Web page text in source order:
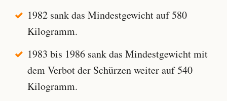
1982 sank das Mindestgewicht auf 580
Kilogramm.
1983 bis 1986 sank das Mindestgewicht mit
dem Verbot der Schürzen weiter auf 540
Kilogramm.